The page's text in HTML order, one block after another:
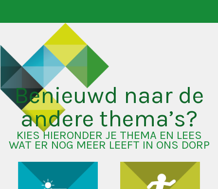
Benieuwd naar de
andere thema’s?
KIES HIERONDER JE THEMA EN LEES
WAT ER NOG MEER LEEFT IN ONS DORP